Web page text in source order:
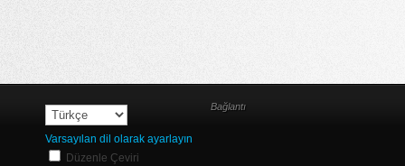
Varsayılan dil olarak ayarlayın
Düzenle Çeviri
Bağlantı